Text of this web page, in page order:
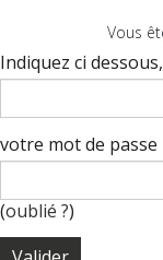
Vous
Indiquez ci dessous,
votre mot de passe
(oublié ?)